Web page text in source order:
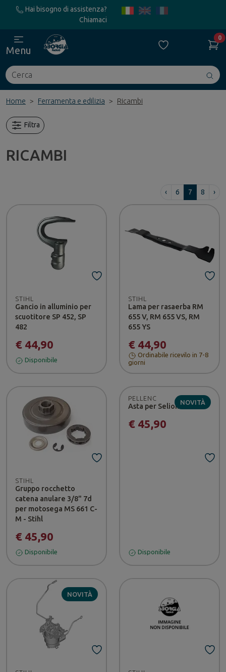
Hai bisogno di assistenza?
Chiamaci
Cerca
0
Menu
Home Ferramenta e edilizia Ricambi
Filtra
RICAMBI
‹ 6 7 8 ›
STIHL
Gancio in alluminio per
scuotitore SP 452, SP
482
€ 44,90
Disponibile
STIHL
Lama per rasaerba RM
655 V, RM 655 VS, RM
655 YS
€ 44,90
Ordinabile ricevilo in 7-8
giorni
STIHL
Gruppo rocchetto
catena anulare 3/8" 7d
per motosega MS 661 C-
M - Stihl
€ 45,90
Disponibile
NOVITÀ
PELLENC
Asta per Selion
€ 45,90
Disponibile
NOVITÀ